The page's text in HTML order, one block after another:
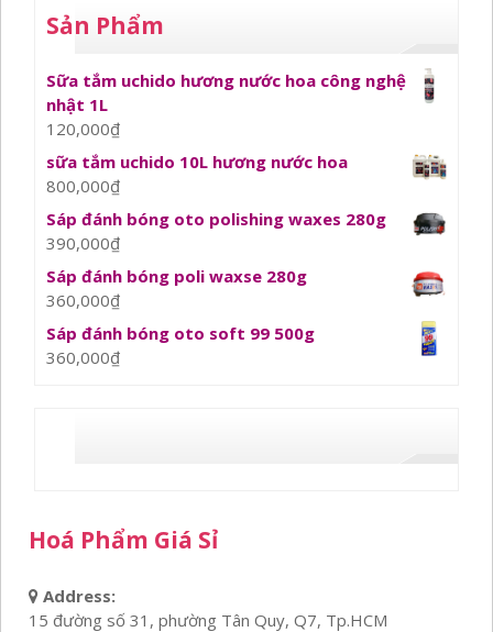
Sản Phẩm
Sữa tắm uchido hương nước hoa công nghệ
nhật 1L
120,000₫
sữa tắm uchido 10L hương nước hoa
800,000₫
Sáp đánh bóng oto polishing waxes 280g
390,000₫
Sáp đánh bóng poli waxse 280g
360,000₫
Sáp đánh bóng oto soft 99 500g
360,000₫
Hoá Phẩm Giá Sỉ
Address:
15 đường số 31, phường Tân Quy, Q7, Tp.HCM